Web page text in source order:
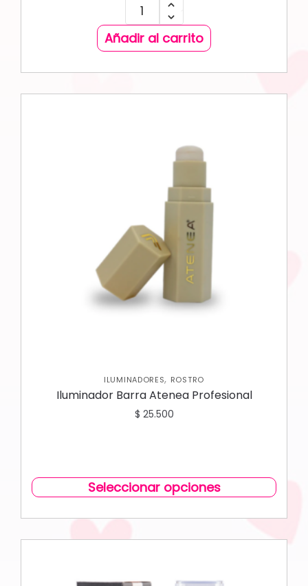
Añadir al carrito
ILUMINADORES, ROSTRO
Iluminador Barra Atenea Profesional
$ 25.500
Seleccionar opciones